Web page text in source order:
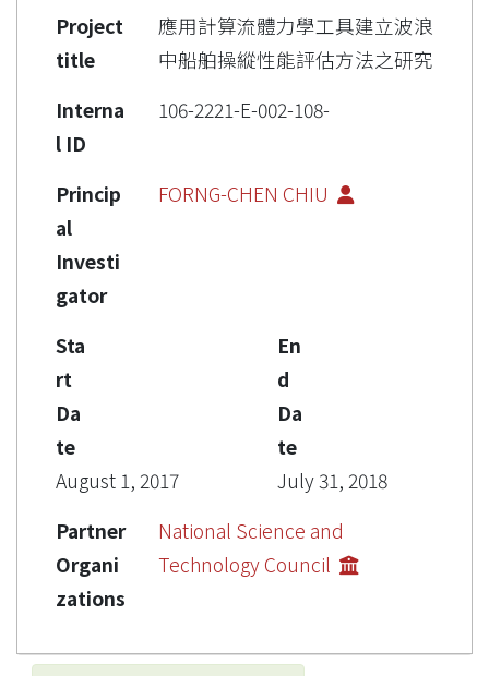
Project
title
應用計算流體力學工具建立波浪
中船舶操縱性能評估方法之研究
Interna
l ID
106-2221-E-002-108-
Princip
al
Investi
gator
FORNG-CHEN CHIU
Sta
rt
Da
te
August 1, 2017
En
d
Da
te
July 31, 2018
Partner
Organi
zations
National Science and
Technology Council